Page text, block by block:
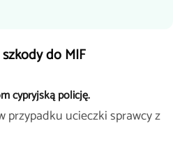
do MIF
cypryjską policję.
przypadku ucieczki sprawcy z